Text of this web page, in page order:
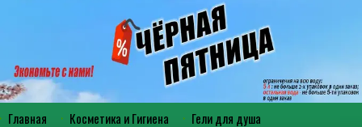
Главная Косметика и Гигиена
Гели для душа